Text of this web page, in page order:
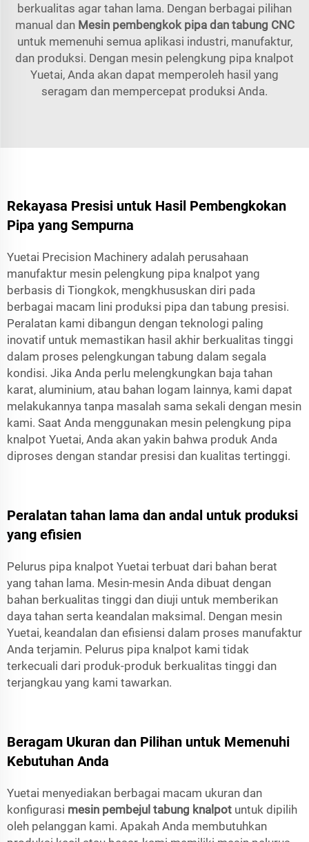
berkualitas agar tahan lama. Dengan berbagai pilihan
manual dan Mesin pembengkok pipa dan tabung CNC
untuk memenuhi semua aplikasi industri, manufaktur,
dan produksi. Dengan mesin pelengkung pipa knalpot
Yuetai, Anda akan dapat memperoleh hasil yang
seragam dan mempercepat produksi Anda.
Rekayasa Presisi untuk Hasil Pembengkokan
Pipa yang Sempurna
Yuetai Precision Machinery adalah perusahaan
manufaktur mesin pelengkung pipa knalpot yang
berbasis di Tiongkok, mengkhususkan diri pada
berbagai macam lini produksi pipa dan tabung presisi.
Peralatan kami dibangun dengan teknologi paling
inovatif untuk memastikan hasil akhir berkualitas tinggi
dalam proses pelengkungan tabung dalam segala
kondisi. Jika Anda perlu melengkungkan baja tahan
karat, aluminium, atau bahan logam lainnya, kami dapat
melakukannya tanpa masalah sama sekali dengan mesin
kami. Saat Anda menggunakan mesin pelengkung pipa
knalpot Yuetai, Anda akan yakin bahwa produk Anda
diproses dengan standar presisi dan kualitas tertinggi.
Peralatan tahan lama dan andal untuk produksi
yang efisien
Pelurus pipa knalpot Yuetai terbuat dari bahan berat
yang tahan lama. Mesin-mesin Anda dibuat dengan
bahan berkualitas tinggi dan diuji untuk memberikan
daya tahan serta keandalan maksimal. Dengan mesin
Yuetai, keandalan dan efisiensi dalam proses manufaktur
Anda terjamin. Pelurus pipa knalpot kami tidak
terkecuali dari produk-produk berkualitas tinggi dan
terjangkau yang kami tawarkan.
Beragam Ukuran dan Pilihan untuk Memenuhi
Kebutuhan Anda
Yuetai menyediakan berbagai macam ukuran dan
konfigurasi mesin pembejul tabung knalpot untuk dipilih
oleh pelanggan kami. Apakah Anda membutuhkan